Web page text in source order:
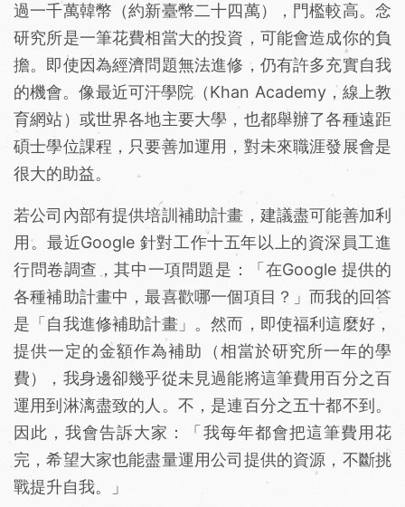
過一千萬韓幣（約新臺幣二十四萬），門檻較高。念
研究所是一筆花費相當大的投資，可能會造成你的負
擔。即使因為經濟問題無法進修，仍有許多充實自我
的機會。像最近可汗學院（Khan Academy，線上教
育網站）或世界各地主要大學，也都舉辦了各種遠距
碩士學位課程，只要善加運用，對未來職涯發展會是
很大的助益。
若公司內部有提供培訓補助計畫，建議盡可能善加利
用。最近Google 針對工作十五年以上的資深員工進
行問卷調查，其中一項問題是：「在Google 提供的
各種補助計畫中，最喜歡哪一個項目？」而我的回答
是「自我進修補助計畫」。然而，即使福利這麼好，
提供一定的金額作為補助（相當於研究所一年的學
費），我身邊卻幾乎從未見過能將這筆費用百分之百
運用到淋漓盡致的人。不，是連百分之五十都不到。
因此，我會告訴大家：「我每年都會把這筆費用花
完，希望大家也能盡量運用公司提供的資源，不斷挑
戰提升自我。」